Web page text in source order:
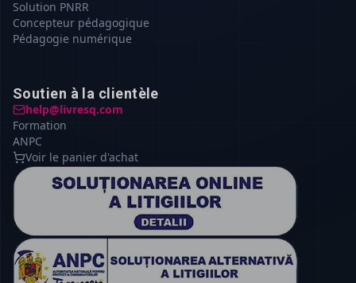
Solution PNRR
Concepteur pédagogique
Pédagogie numérique
Soutien à la clientèle
help@livresq.com
Formation
ANPC
Voir le panier d'achat